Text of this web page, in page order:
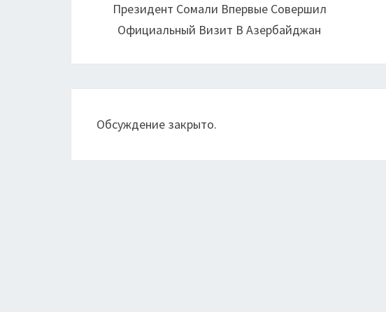
записям
Президент Сомали Впервые Совершил
Официальный Визит В Азербайджан
Обсуждение закрыто.